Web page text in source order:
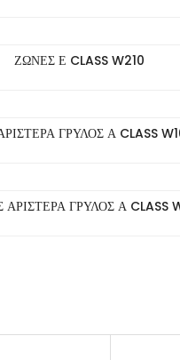
ΖΩΝΕΣ Ε CLASS W210
ΓΡΥΛΟΣ Α CLASS
ΓΡΥΛΟΣ Α CLASS